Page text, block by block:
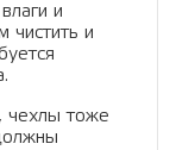
и
чистить и
чехлы тоже